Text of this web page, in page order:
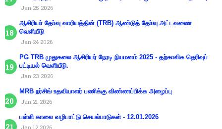
Jan 25 2026
ஆசிரியா் தோ்வு வாரியத்தின் (TRB) ஆண்டுத் தோ்வு அட்டவணை
வெளியீடு
Jan 24 2026
PG TRB முதுகலை ஆசிரியர் நேரடி நியமனம் 2025 - தற்காலிக தெரிவுப்
பட்டியல் வெளியீடு.
Jan 23 2026
MRB நர்சிங் உதவியாளர் பணிக்கு விண்ணப்பிக்க அழைப்பு
Jan 21 2026
பள்ளி காலை வழிபாட்டு செயல்பாடுகள் - 12.01.2026
Jan 12 2026